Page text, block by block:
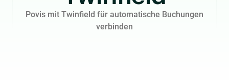
Povis mit Twinfield für automatische Buchungen
verbinden